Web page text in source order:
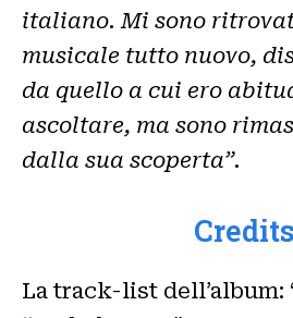
italiano. Mi sono
musicale tutto nuovo,
da quello a cui ero
ascoltare, ma sono
dalla sua scoperta”.
Credits
La track-list dell’album: